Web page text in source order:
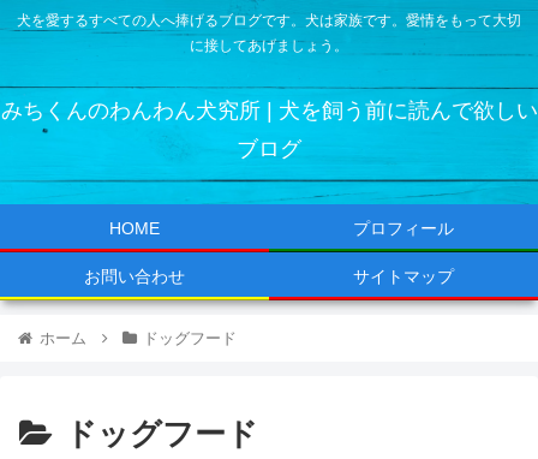
犬を愛するすべての人へ捧げるブログです。犬は家族です。愛情をもって大切
に接してあげましょう。
みちくんのわんわん犬究所 | 犬を飼う前に読んで欲しい
ブログ
HOME プロフィール
お問い合わせ サイトマップ
ホーム ドッグフード
ドッグフード